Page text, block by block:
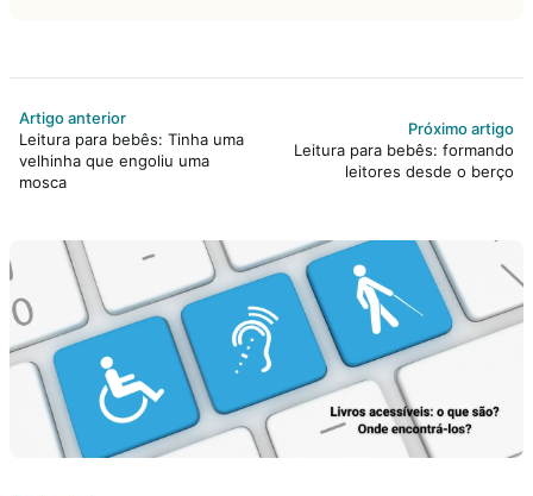
Artigo anterior
Leitura para bebês: Tinha uma
velhinha que engoliu uma
mosca
Próximo artigo
Leitura para bebês: formando
leitores desde o berço